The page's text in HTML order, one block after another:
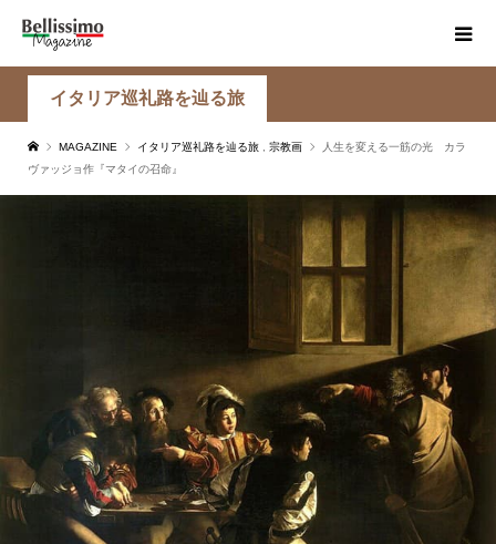
イタリア巡礼路を辿る旅
MAGAZINE イタリア巡礼路を辿る旅 宗教画
人生を変える一筋の光 カラ
ヴァッジョ作『マタイの召命』